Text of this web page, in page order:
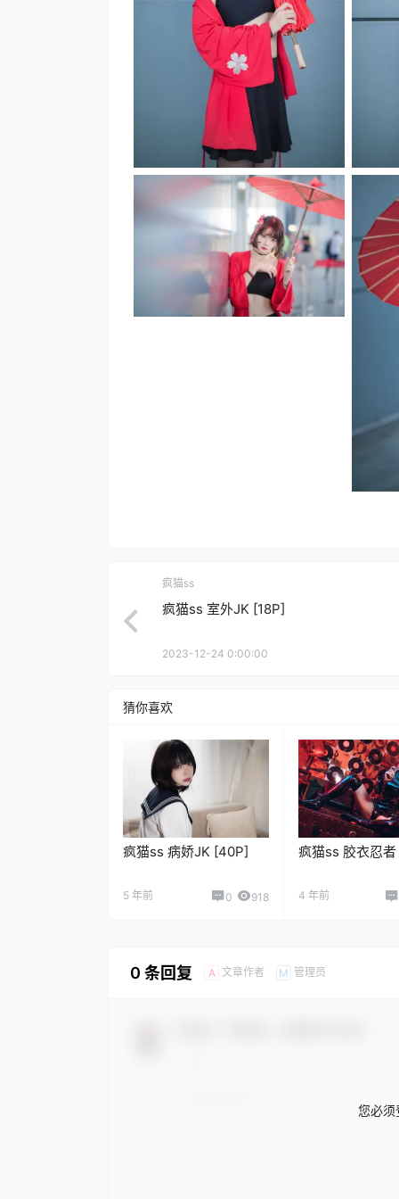
疯猫ss
疯猫ss 室外JK [18P]
2023-12-24 0:00:00
猜你喜欢
疯猫ss 病娇JK [40P]
5 年前 0 918
疯猫ss 胶衣忍
4 年前
0 条回复 A 文章作者 M 管理员
您必须